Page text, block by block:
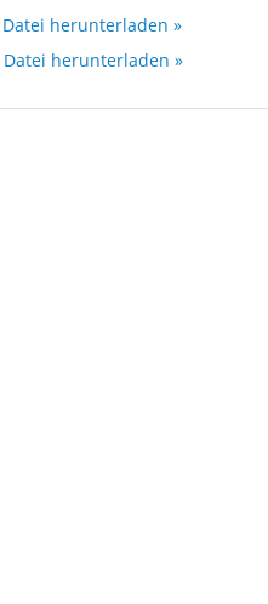
Datei herunterladen »
Datei herunterladen »